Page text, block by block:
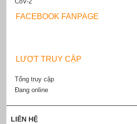
FACEBOOK FANPAGE
LƯỢT TRUY CẬP
Tổng truy cập
Đang online
LIÊN HỆ